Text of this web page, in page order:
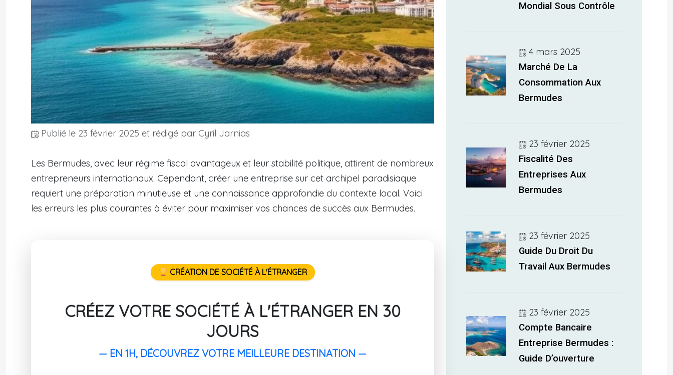
Publié le 23 février 2025 et rédigé par Cyril Jarnias
Les Bermudes, avec leur régime fiscal avantageux et leur stabilité politique, attirent de nombreux
entrepreneurs internationaux. Cependant, créer une entreprise sur cet archipel paradisiaque
requiert une préparation minutieuse et une connaissance approfondie du contexte local. Voici
les erreurs les plus courantes à éviter pour maximiser vos chances de succès aux Bermudes.
CRÉATION DE SOCIÉTÉ À L'ÉTRANGER
CRÉEZ VOTRE SOCIÉTÉ À L'ÉTRANGER EN 30
JOURS
— EN 1H, DÉCOUVREZ VOTRE MEILLEURE DESTINATION —
Mondial Sous Contrôle
4 mars 2025
Marché De La
Consommation Aux
Bermudes
23 février 2025
Fiscalité Des
Entreprises Aux
Bermudes
23 février 2025
Guide Du Droit Du
Travail Aux Bermudes
23 février 2025
Compte Bancaire
Entreprise Bermudes :
Guide D’ouverture